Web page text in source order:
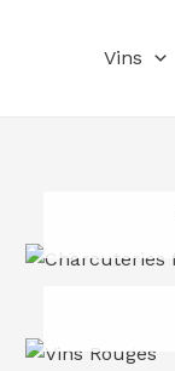
Vins